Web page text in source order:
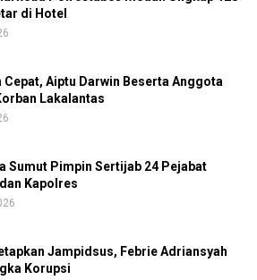
di Hotel
Cepat, Aiptu Darwin Beserta Anggota
Lakalantas
Sumut Pimpin Sertijab 24 Pejabat
Kapolres
Jampidsus, Febrie Adriansyah
Korupsi